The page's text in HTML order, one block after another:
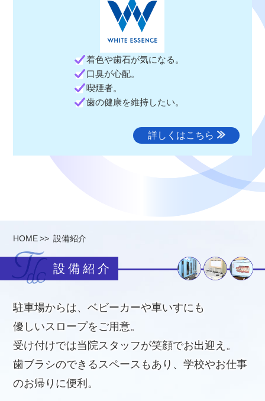
着色や歯石が気になる。
口臭が心配。
喫煙者。
歯の健康を維持したい。
詳しくはこちら
HOME 設備紹介
設備紹介
駐車場からは、ベビーカーや車いすにも
優しいスロープをご用意。
受け付けでは当院スタッフが笑顔でお出迎え。
歯ブラシのできるスペースもあり、学校やお仕事
のお帰りに便利。